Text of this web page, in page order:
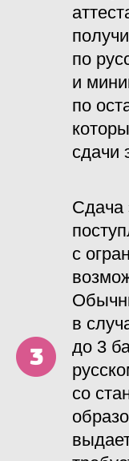
по
и
по
сдачи
Сдача
с
в
до 3
со